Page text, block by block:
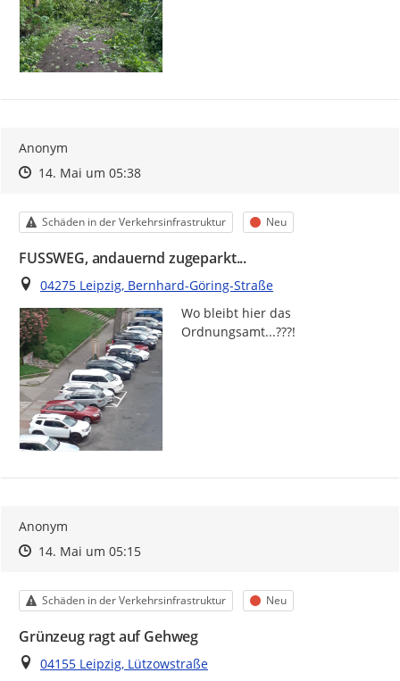
Anonym
Zeitpunkt des Erstellens
Zeitpunkt des Erstellens
14. Mai um 05:38Zur Äußerung
Kategorie
Schäden in der Verkehrsinfrastruktur Status
Neu
FUSSWEG, andauernd zugeparkt...
Ort
04275 Leipzig, Bernhard-Göring-Straße
Wo bleibt hier das
Ordnungsamt...???!
Anonym
Zeitpunkt des Erstellens
Zeitpunkt des Erstellens
14. Mai um 05:15Zur Äußerung
Kategorie
Schäden in der Verkehrsinfrastruktur Status
Neu
Grünzeug ragt auf Gehweg
Ort
04155 Leipzig, Lützowstraße